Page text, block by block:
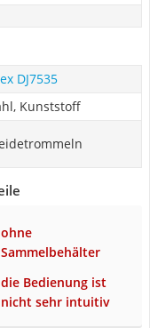
DJ7535
Kunststoff
ohne
Sammelbehälter
die Bedienung ist
nicht sehr intuitiv